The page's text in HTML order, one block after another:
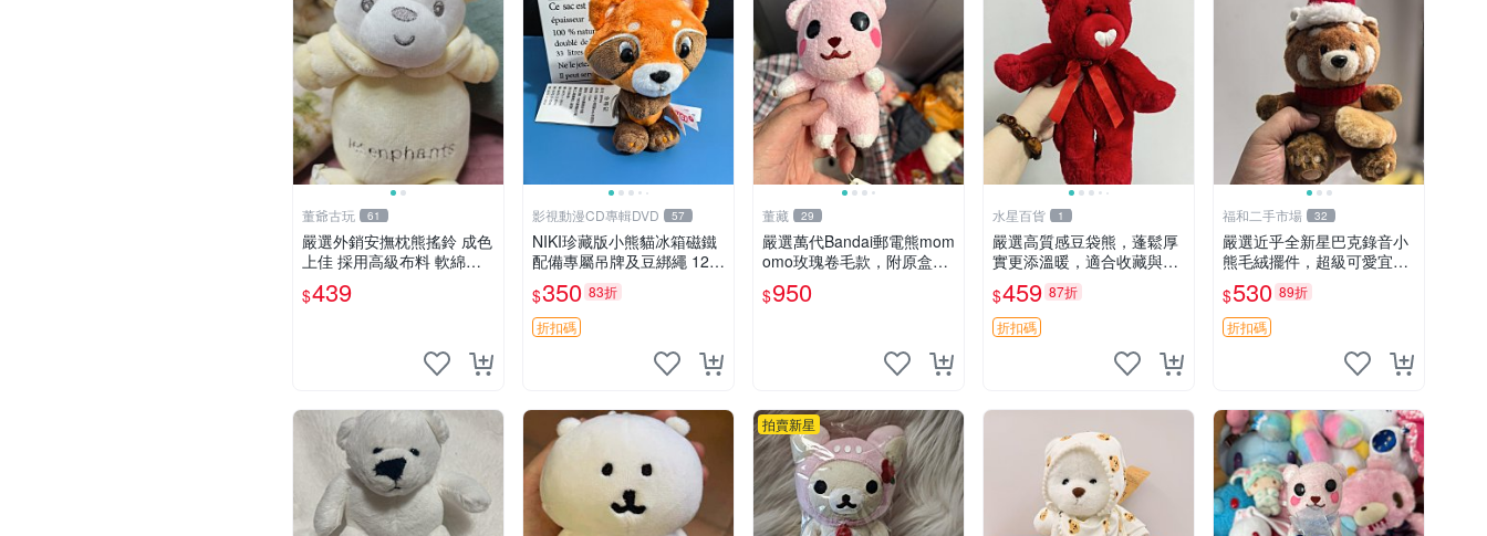
董爺古玩 61
嚴選外銷安撫枕熊搖鈴 成色
上佳 採用高級布料 軟綿適
合收藏 安心選購 安撫枕 熊
玩具 搖鈴
$439
影視動漫CD專輯DVD 57
NIKI珍藏版小熊貓冰箱磁鐵
配備專屬吊牌及豆綁繩 12c
m 廢品嚴選 好評推薦 小熊
貓冰箱貼 磁鐵掛件 冰箱飾
品
$350 83折
折扣碼
董藏 29
嚴選萬代Bandai郵電熊mom
omo玫瑰卷毛款，附原盒與
吊牌，粉嫩可愛入手即柔軟
～ 玫瑰卷毛 郵電熊 正品
$950
水星百貨 1
嚴選高質感豆袋熊，蓬鬆厚
實更添溫暖，適合收藏與休
憩。前胸填充飽滿，背部亦
具優雅設計。 豆袋熊 保暖
溫柔 蓬松
$459 87折
折扣碼
福和二手市場 32
嚴選近乎全新星巴克錄音小
熊毛絨擺件，超級可愛宜贈
送掛飾 錄音小熊 毛絨擺件
贈品
$530 89折
折扣碼
拍賣新星